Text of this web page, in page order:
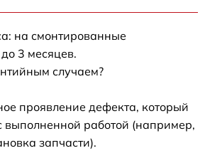
на смонтированные
3 месяцев.
случаем?
проявление дефекта, который
выполненной работой (например,
запчасти).